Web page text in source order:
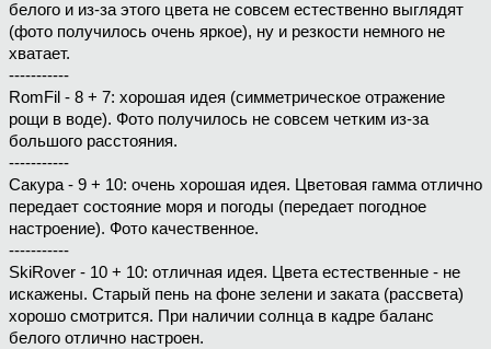
белого и из-за этого цвета не совсем естественно выглядят
(фото получилось очень яркое), ну и резкости немного не
хватает.
-----------
RomFil - 8 + 7: хорошая идея (симметрическое отражение
рощи в воде). Фото получилось не совсем четким из-за
большого расстояния.
-----------
Сакура - 9 + 10: очень хорошая идея. Цветовая гамма отлично
передает состояние моря и погоды (передает погодное
настроение). Фото качественное.
-----------
SkiRover - 10 + 10: отличная идея. Цвета естественные - не
искажены. Старый пень на фоне зелени и заката (рассвета)
хорошо смотрится. При наличии солнца в кадре баланс
белого отлично настроен.